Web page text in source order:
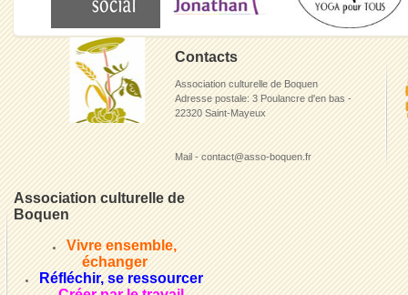
Contacts
Association culturelle de Boquen
Adresse postale: 3 Poulancre d'en bas -
22320 Saint-Mayeux
Mail - contact@asso-boquen.fr
Association culturelle de
Boquen
Vivre ensemble,
échanger
Réfléchir, se ressourcer